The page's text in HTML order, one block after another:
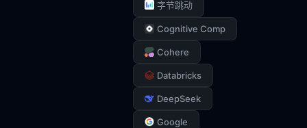
字节跳动
Cognitive Comp
Cohere
Databricks
DeepSeek
Google